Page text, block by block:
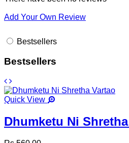
Add Your Own Review
Bestsellers
Bestsellers
Quick View
Dhumketu Ni